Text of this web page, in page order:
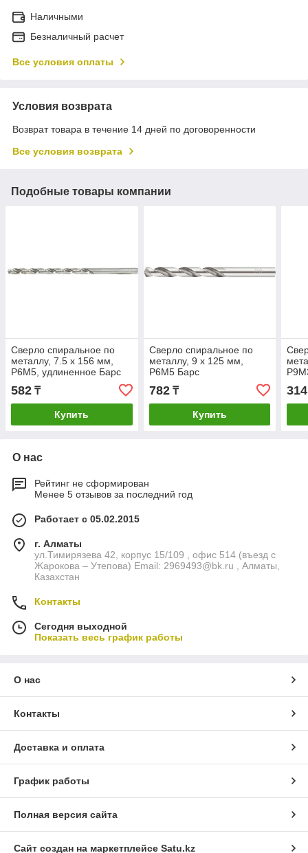
Наличными
Безналичный расчет
Все условия оплаты
Условия возврата
Возврат товара в течение 14 дней по договоренности
Все условия возврата
Подобные товары компании
Сверло спиральное по
металлу, 7.5 х 156 мм,
Р6М5, удлиненное Барс
582 ₸
Купить
Сверло спиральное по
металлу, 9 x 125 мм,
Р6М5 Барс
782₸
Купить
314
О нас
Рейтинг не сформирован
Менее 5 отзывов за последний год
Работает с 05.02.2015
г. Алматы
ул.Тимирязева 42, корпус 15/109 , офис 514 (въезд с
Жарокова – Утепова) Email: 2969493@bk.ru , Алматы,
Казахстан
Контакты
Сегодня выходной
Показать весь график работы
О нас
Контакты
Доставка и оплата
График работы
Полная версия сайта
Сайт создан на маркетплейсе Satu.kz